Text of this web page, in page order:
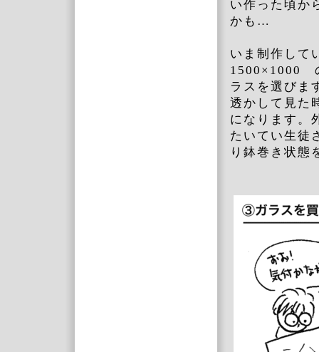
い作った頃か
かも…
いま制作して
1500×1000
ラスを選びま
透かして見た
になります。
たいてい生徒
り鉢巻き状態